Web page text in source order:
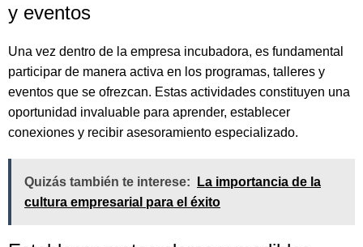
y eventos
Una vez dentro de la empresa incubadora, es fundamental
participar de manera activa en los programas, talleres y
eventos que se ofrezcan. Estas actividades constituyen una
oportunidad invaluable para aprender, establecer
conexiones y recibir asesoramiento especializado.
Quizás también te interese:
La importancia de la
cultura empresarial para el éxito